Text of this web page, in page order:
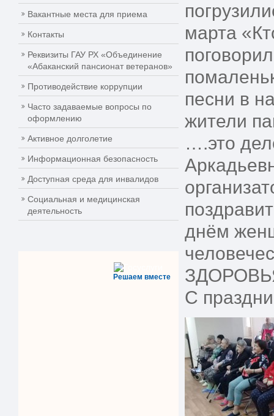
Вакантные места для приема
Контакты
Реквизиты ГАУ РХ «Объединение
«Абаканский пансионат ветеранов»
Противодействие коррупции
Часто задаваемые вопросы по
оформлению
Активное долголетие
Информационная безопасность
Доступная среда для инвалидов
Социальная и медицинская
деятельность
Решаем вместе
марта
песни в
жители
….это
днём
С